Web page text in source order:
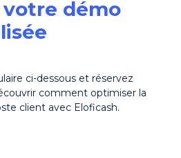
votre démo
ci-dessous et réservez
comment optimiser la
client avec Eloficash.